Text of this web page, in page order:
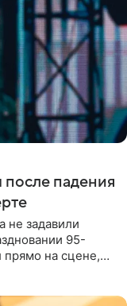
после падения
не задавили
95-
прямо на сцене,